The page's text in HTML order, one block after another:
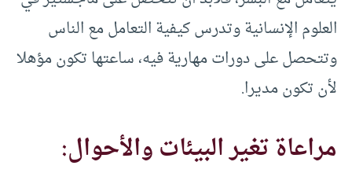
العلوم الإنسانية وتدرس كيفية التعامل مع الناس
وتتحصل على دورات مهارية فيه، ساعتها تكون مؤهلا
لأن تكون مديرا.
مراعاة تغير البيئات والأحوال: